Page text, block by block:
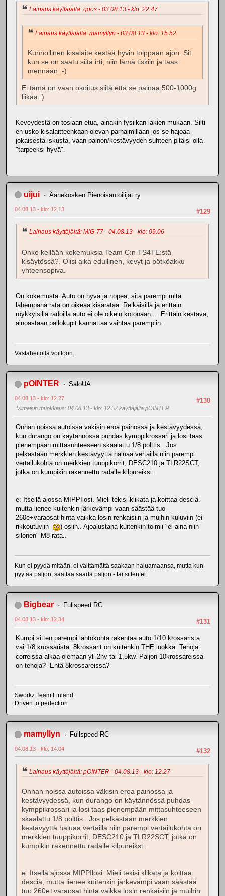
Lainaus käyttäjältä: goos - 03.08.13 - klo: 22.47
Lainaus käyttäjältä: mamyllyn - 03.08.13 - klo: 15.52
Kunnollinen kisalaite kestää hyvin tolppaan ajon. Sit
kun se on saatu siitä irti, niin lämä tiskiin ja taas
mennään :-)
Ei tämä on vaan osoitus siitä että se painaa 500-1000g
liikaa :)
Keveydestä on tosiaan etua, ainakin fysiikan lakien mukaan. Silti
en usko kisalaitteenkaan olevan parhaimillaan jos se hajoaa
jokaisesta iskusta, vaan painon/kestävyyden suhteen pitäisi olla
"tarpeeksi hyvä".
uijui Äänekosken Pienoisautoilijat ry
#129
04.08.13 - klo: 12.13
Lainaus käyttäjältä: MiG-77 - 04.08.13 - klo: 09.06
Onko kellään kokemuksia Team C:n TS4TE:stä
kisäytössä?. Olisi aika edullinen, kevyt ja pötköakku
yhteensopiva.
On kokemusta. Auto on hyvä ja nopea, sitä parempi mitä
lähempänä rata on oikeaa kisarataa. Reikäisillä ja erittäin
röykkyisillä radoilla auto ei ole oikein kotonaan.... Erittäin kestävä,
ainoastaan pallokupit kannattaa vaihtaa parempiin.
Vastaheitolla voittoon.
pOINTER SaloUA
#130
04.08.13 - klo: 12.27
Viimeisin muokkaus: 04.08.13 - klo: 12.57 käyttäjältä pOINTER
Onhan noissa autoissa väkisin eroa painossa ja kestävyydessä,
kun durango on käytännössä puhdas kymppikrossari ja losi taas
pienempään mittasuhteeseen skaalattu 1/8 polttis.. Jos
pelkästään merkkien kestävyyttä haluaa vertailla niin parempi
vertailukohta on merkkien tuuppikorrit, DESC210 ja TLR22SCT,
jotka on kumpikin rakennettu radalle kilpureiksi..
e: Itsellä ajossa MIPPIlosi. Mieli tekisi klikata ja koittaa desciä,
mutta lienee kuitenkin järkevämpi vaan säästää tuo
260e+varaosat hinta vaikka losin renkaisiin ja muihin kuluviin (ei
rikkoutuviin
) osiin.. Ajoalustana kuitenkin toimii "ei aina niin
silonen" M8-rata..
Kun ei pyydä mitään, ei välttämättä saakaan haluamaansa, mutta kun
pyytää paljon, saattaa saada paljon - tai sitten ei.
Bigbear Fullspeed RC
#131
04.08.13 - klo: 12.34
Kumpi sitten parempi lähtökohta rakentaa auto 1/10 krossarista
vai 1/8 krossarista. 8krossarit on kuitenkin THE luokka. Tehoja
correissa alkaa olemaan yli 2hv tai 1,5kw. Paljon 10krossareissa
on tehoja? Entä 8krossareissa?
Sworkz Team Finland
Driven to perfection
mamyllyn Fullspeed RC
#132
04.08.13 - klo: 14.04
Lainaus käyttäjältä: pOINTER - 04.08.13 - klo: 12.27
Onhan noissa autoissa väkisin eroa painossa ja
kestävyydessä, kun durango on käytännössä puhdas
kymppikrossari ja losi taas pienempään mittasuhteeseen
skaalattu 1/8 polttis.. Jos pelkästään merkkien
kestävyyttä haluaa vertailla niin parempi vertailukohta on
merkkien tuuppikorrit, DESC210 ja TLR22SCT, jotka on
kumpikin rakennettu radalle kilpureiksi..
e: Itsellä ajossa MIPPIlosi. Mieli tekisi klikata ja koittaa
desciä, mutta lienee kuitenkin järkevämpi vaan säästää
tuo 260e+varaosat hinta vaikka losin renkaisiin ja muihin